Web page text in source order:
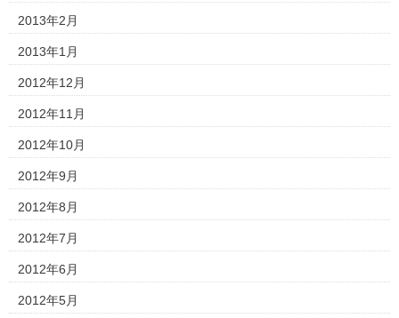
2013年2月
2013年1月
2012年12月
2012年11月
2012年10月
2012年9月
2012年8月
2012年7月
2012年6月
2012年5月